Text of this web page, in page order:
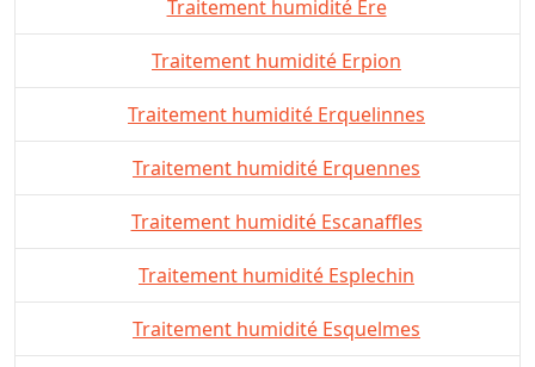
Traitement humidité Ere
Traitement humidité Erpion
Traitement humidité Erquelinnes
Traitement humidité Erquennes
Traitement humidité Escanaffles
Traitement humidité Esplechin
Traitement humidité Esquelmes